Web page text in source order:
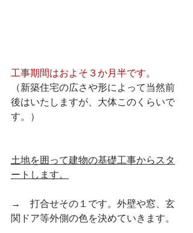
工事期間はおよそ３か月半です。
（新築住宅の広さや形によって当然前
後はいたしますが、大体このくらいで
す。）
土地を囲って建物の基礎工事からスタ
ートします。
→　打合せその１です。外壁や窓、玄
関ドア等外側の色を決めていきます。